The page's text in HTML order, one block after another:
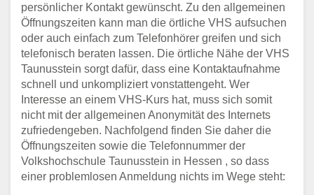
persönlicher Kontakt gewünscht. Zu den allgemeinen
Öffnungszeiten kann man die örtliche VHS aufsuchen
oder auch einfach zum Telefonhörer greifen und sich
telefonisch beraten lassen. Die örtliche Nähe der VHS
Taunusstein sorgt dafür, dass eine Kontaktaufnahme
schnell und unkompliziert vonstattengeht. Wer
Interesse an einem VHS-Kurs hat, muss sich somit
nicht mit der allgemeinen Anonymität des Internets
zufriedengeben. Nachfolgend finden Sie daher die
Öffnungszeiten sowie die Telefonnummer der
Volkshochschule Taunusstein in Hessen , so dass
einer problemlosen Anmeldung nichts im Wege steht: